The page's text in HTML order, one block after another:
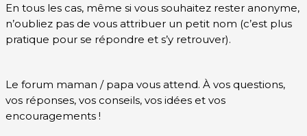
En tous les cas, même si vous souhaitez rester anonyme,
n’oubliez pas de vous attribuer un petit nom (c’est plus
pratique pour se répondre et s’y retrouver).
Le forum maman / papa vous attend. À vos questions,
vos réponses, vos conseils, vos idées et vos
encouragements !